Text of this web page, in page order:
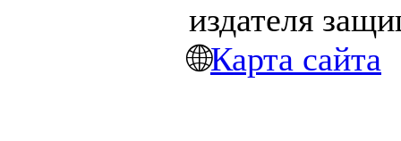
издателя
🌐Карта сайта